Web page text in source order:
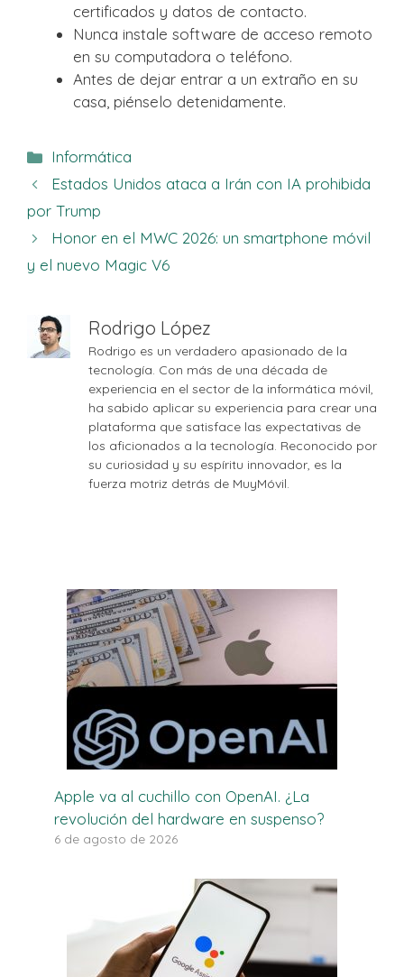
certificados y datos de contacto.
Nunca instale software de acceso remoto
en su computadora o teléfono.
Antes de dejar entrar a un extraño en su
casa, piénselo detenidamente.
Categorías
Informática
Estados Unidos ataca a Irán con IA prohibida
por Trump
Honor en el MWC 2026: un smartphone móvil
y el nuevo Magic V6
Rodrigo López
Rodrigo es un verdadero apasionado de la
tecnología. Con más de una década de
experiencia en el sector de la informática móvil,
ha sabido aplicar su experiencia para crear una
plataforma que satisface las expectativas de
los aficionados a la tecnología. Reconocido por
su curiosidad y su espíritu innovador, es la
fuerza motriz detrás de MuyMóvil.
Apple va al cuchillo con OpenAI. ¿La
revolución del hardware en suspenso?
6 de agosto de 2026